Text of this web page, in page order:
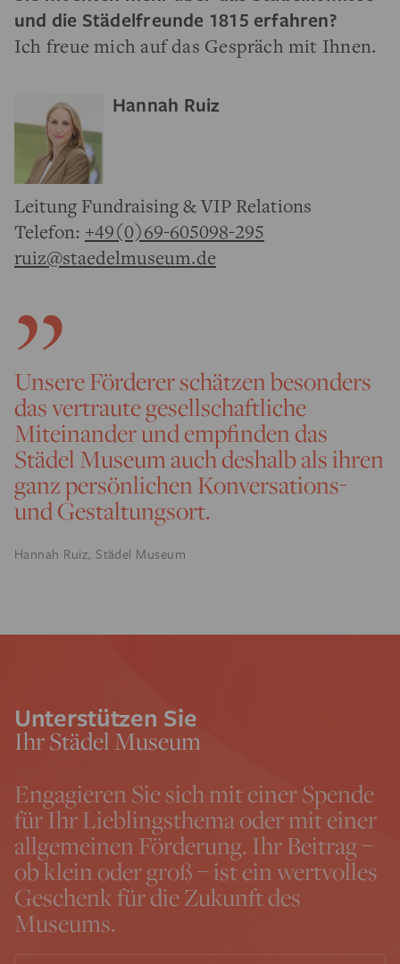
und die Städelfreunde 1815 erfahren?
Ich freue mich auf das Gespräch mit Ihnen.
Hannah Ruiz
Leitung Fundraising & VIP Relations
Telefon: +49(0)69-605098-295
ruiz@staedelmuseum.de
Unsere Förderer schätzen besonders
das vertraute gesellschaftliche
Miteinander und empfinden das
Städel Museum auch deshalb als ihren
ganz persönlichen Konversations-
und Gestaltungsort.
Hannah Ruiz, Städel Museum
Unterstützen Sie
Ihr Städel Museum
Engagieren Sie sich mit einer Spende
für Ihr Lieblingsthema oder mit einer
allgemeinen Förderung. Ihr Beitrag –
ob klein oder groß – ist ein wertvolles
Geschenk für die Zukunft des
Museums.